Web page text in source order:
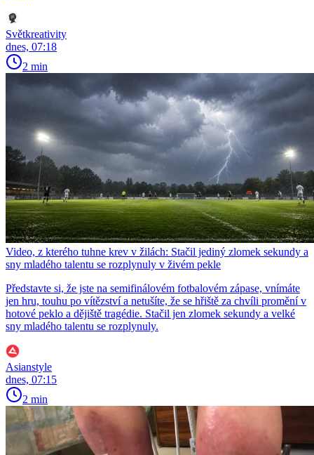
Světkreativity
dnes, 07:18
2 min
Video, z kterého tuhne krev v žilách: Stačil jediný zlomek sekundy a
sny mladého talentu se rozplynuly v živém pekle
Představte si, že jste na semifinálovém fotbalovém zápase, vnímáte
jen hru, touhu po vítězství a netušíte, že se hřiště za chvíli promění v
hotové peklo a dějiště tragédie. Stačil jen zlomek sekundy a velké
sny mladého talentu se rozplynuly.
Asianstyle
dnes, 07:15
2 min